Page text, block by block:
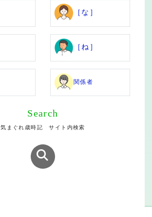
［な］
［ね］
関係者
Search
気まぐれ歳時記 サイト内検索